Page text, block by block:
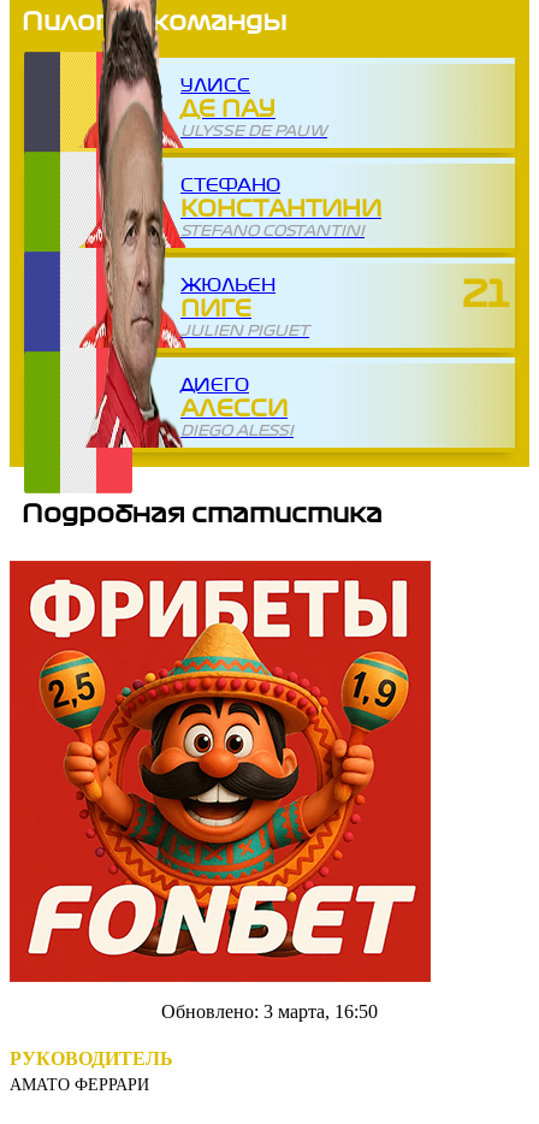
Пилоты команды
УЛИСС
ДЕ ПАУ
ULYSSE DE PAUW
СТЕФАНО
КОНСТАНТИНИ
STEFANO COSTANTINI
ЖЮЛЬЕН
ПИГЕ
JULIEN PIGUET
21
ДИЕГО
АЛЕССИ
DIEGO ALESSI
Подробная статистика
Обновлено: 3 марта, 16:50
РУКОВОДИТЕЛЬ
АМАТО ФЕРРАРИ